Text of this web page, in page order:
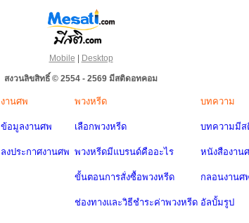
Mobile | Desktop
สงวนลิขสิทธิ์ © 2554 - 2569 มีสติดอทคอม
งานศพ
ข้อมูลงานศพ
ลงประกาศงานศพ
พวงหรีด
เลือกพวงหรีด
พวงหรีดมีแบรนด์คืออะไร
ขั้นตอนการสั่งซื้อพวงหรีด
ช่องทางและวิธีชำระค่าพวงหรีด
บทความ
บทความมีส
หนังสืองาน
กลอนงานศ
อัลบั้มรูป